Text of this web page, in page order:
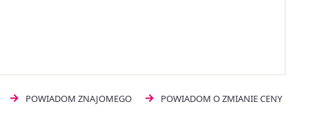
POWIADOM ZNAJOMEGO POWIADOM O ZMIANIE CENY